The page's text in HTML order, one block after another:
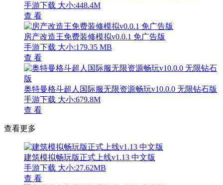
手游下载 大小:448.4M
查 看
房产改造王免费装修模拟v0.0.1 免广告版
手游下载 大小:179.35 MB
查 看
奥特曼格斗超人国际服无限资源畅玩v10.0.0 无限钻石版
手游下载 大小:679.8M
查 看
查看更多
建筑模拟畅玩版正式上线v1.13 中文版
手游下载 大小:27.62MB
查 看